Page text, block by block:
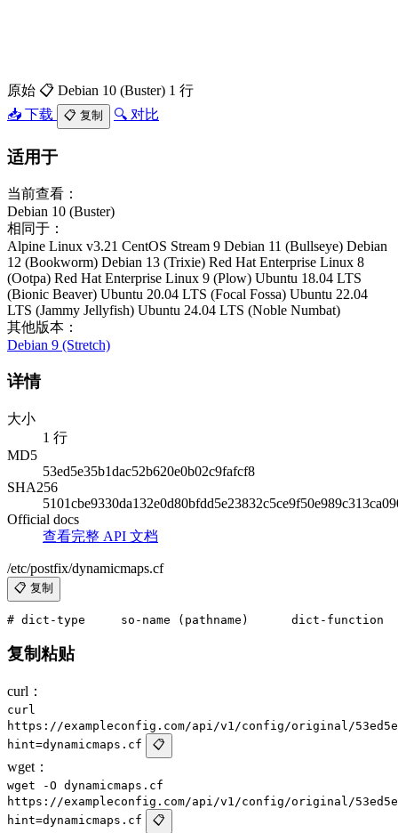
原始 📋 Debian 10 (Buster) 1 行
📥 下载
📋 复制 🔍 对比
适用于
当前查看：
Debian 10 (Buster)
相同于：
Alpine Linux v3.21 CentOS Stream 9 Debian 11 (Bullseye) Debian
12 (Bookworm) Debian 13 (Trixie) Red Hat Enterprise Linux 8
(Ootpa) Red Hat Enterprise Linux 9 (Plow) Ubuntu 18.04 LTS
(Bionic Beaver) Ubuntu 20.04 LTS (Focal Fossa) Ubuntu 22.04
LTS (Jammy Jellyfish) Ubuntu 24.04 LTS (Noble Numbat)
其他版本：
Debian 9 (Stretch)
详情
大小
1 行
MD5
53ed5e35b1dac52b620e0b02c9fafcf8
SHA256
Official docs
查看完整 API 文档
/etc/postfix/dynamicmaps.cf
📋 复制
复制粘贴
curl：
curl
https://exampleconfig.com/api/v1/config/original/
hint=dynamicmaps.cf
📋
wget：
wget -O dynamicmaps.cf
https://exampleconfig.com/api/v1/config/original/
hint=dynamicmaps.cf
📋